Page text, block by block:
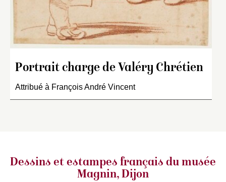
Portrait charge de Valéry Chrétien
Attribué à François André Vincent
Dessins et estampes français du musée
Magnin, Dijon